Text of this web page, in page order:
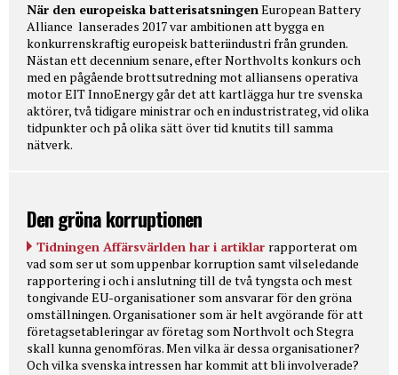
När den europeiska batterisatsningenEuropean Battery
Alliance lanserades 2017 var ambitionen att bygga en
konkurrenskraftig europeisk batteriindustri från grunden.
Nästan ett decennium senare, efter Northvolts konkurs och
med en pågående brottsutredning mot alliansens operativa
motor EIT InnoEnergy går det att kartlägga hur tre svenska
aktörer, två tidigare ministrar och en industristrateg, vid olika
tidpunkter och på olika sätt över tid knutits till samma
nätverk.
Den gröna korruptionen
Tidningen Affärsvärlden har i artiklar rapporterat om
vad som ser ut som uppenbar korruption samt vilseledande
rapportering i och i anslutning till de två tyngsta och mest
tongivande EU-organisationer som ansvarar för den gröna
omställningen. Organisationer som är helt avgörande för att
företagsetableringar av företag som Northvolt och Stegra
skall kunna genomföras. Men vilka är dessa organisationer?
Och vilka svenska intressen har kommit att bli involverade?